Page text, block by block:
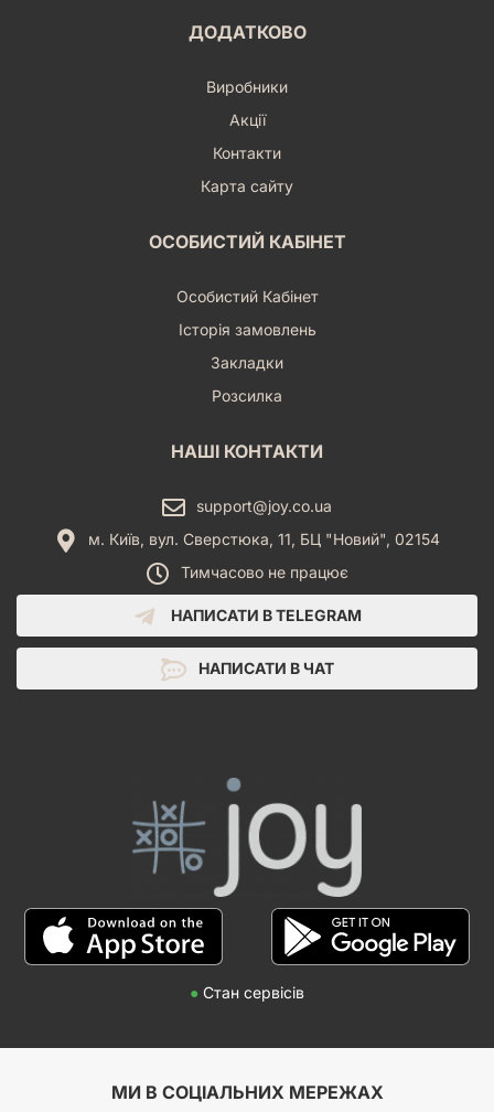
ДОДАТКОВО
Виробники
Акції
Контакти
Карта сайту
ОСОБИСТИЙ КАБІНЕТ
Особистий Кабінет
Історія замовлень
Закладки
Розсилка
НАШІ КОНТАКТИ
support@joy.co.ua
м. Київ, вул. Сверстюка, 11, БЦ "Новий", 02154
Тимчасово не працює
НАПИСАТИ В TELEGRAM
НАПИСАТИ В ЧАТ
● Стан сервісів
МИ В СОЦІАЛЬНИХ МЕРЕЖАХ